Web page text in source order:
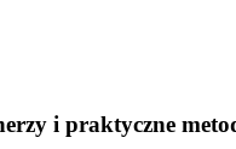
i praktyczne